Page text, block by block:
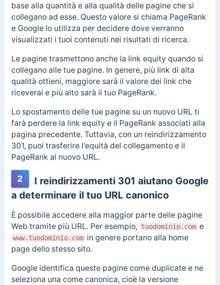
base alla quantità e alla qualità delle pagine che si
collegano ad esse. Questo valore si chiama PageRank
e Google lo utilizza per decidere dove verranno
visualizzati i tuoi contenuti nei risultati di ricerca.
Le pagine trasmettono anche la link equity quando si
collegano alle tue pagine. In genere, più link di alta
qualità ottieni, maggiore sarà il valore dei link che
riceverai e più alto sarà il tuo PageRank.
Lo spostamento delle tue pagine su un nuovo URL ti
farà perdere la link equity e il PageRank associati alla
pagina precedente. Tuttavia, con un reindirizzamento
301, puoi trasferire l'equità del collegamento e il
PageRank al nuovo URL.
2
I reindirizzamenti 301 aiutano Google
a determinare il tuo URL canonico
È possibile accedere alla maggior parte delle pagine
Web tramite più URL. Per esempio, tuodominio.com e
www.tuodominio.com in genere portano alla home
page dello stesso sito.
Google identifica queste pagine come duplicate e ne
seleziona una come canonica, cioè la versione